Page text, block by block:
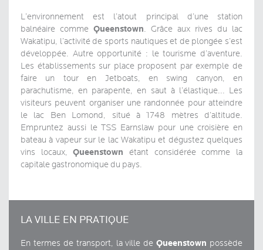
L’environnement est l’atout principal d’une station
balnéaire comme Queenstown. Grâce aux rives du lac
Wakatipu, l’activité de sports nautiques et de plongée s’est
développée. Autre opportunité : le tourisme d’aventure.
Les établissements sur place proposent par exemple de
faire un tour en Jetboats, en swing canyon, en
parachutisme, en parapente, en saut à l’élastique... Les
visiteurs peuvent organiser une randonnée pour atteindre
le lac Ben Lomond, situé à 1748 mètres d’altitude.
Empruntez aussi le TSS Earnslaw pour une croisière en
bateau à vapeur sur le lac Wakatipu et dégustez quelques
vins locaux,Queenstown étant considérée comme la
capitale gastronomique du pays.
LA VILLE EN PRATIQUE
En termes de transport, la ville deQueenstown possède